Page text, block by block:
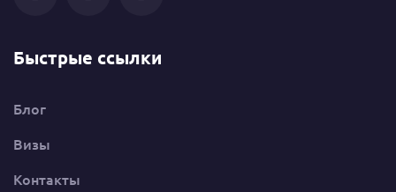
Быстрые ссылки
Блог
Визы
Контакты